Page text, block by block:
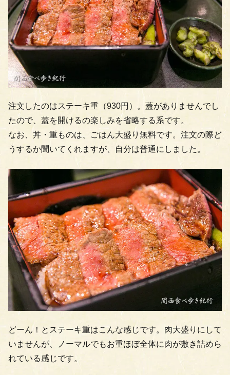
注文したのはステーキ重（930円）。蓋がありませんでし
たので、蓋を開けるの楽しみを省略する系です。
なお、丼・重ものは、ごはん大盛り無料です。注文の際ど
うするか聞いてくれますが、自分は普通にしました。
どーん！とステーキ重はこんな感じです。肉大盛りにして
いませんが、ノーマルでもお重ほぼ全体に肉が敷き詰めら
れている感じです。